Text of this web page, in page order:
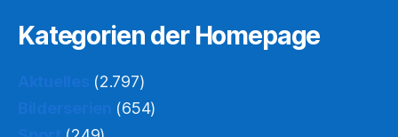
Kategorien der Homepage
(2.797)
(654)